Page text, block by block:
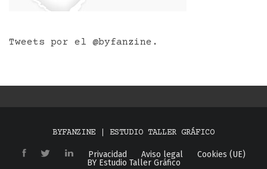
Tweets por el @byfanzine.
BYFANZINE | ESTUDIO TALLER GRÁFICO
Privacidad Aviso legal
Cookies (UE)
BY Estudio Taller Gráfico